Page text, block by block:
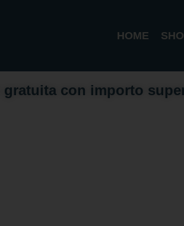
HOME
gratuita con importo